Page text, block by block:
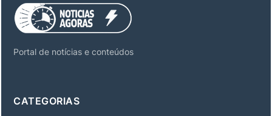
Portal de notícias e conteúdos
CATEGORIAS